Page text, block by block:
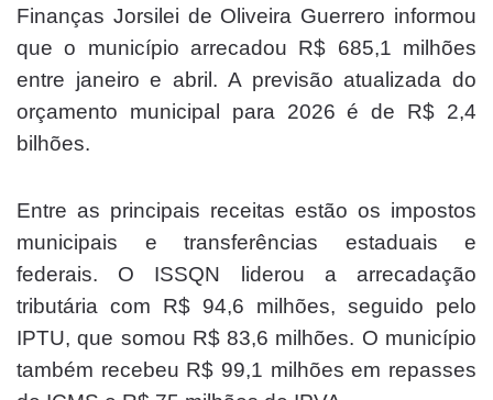
Finanças Jorsilei de Oliveira Guerrero informou
que o município arrecadou R$ 685,1 milhões
entre janeiro e abril. A previsão atualizada do
orçamento municipal para 2026 é de R$ 2,4
bilhões.
Entre as principais receitas estão os impostos
municipais e transferências estaduais e
federais. O ISSQN liderou a arrecadação
tributária com R$ 94,6 milhões, seguido pelo
IPTU, que somou R$ 83,6 milhões. O município
também recebeu R$ 99,1 milhões em repasses